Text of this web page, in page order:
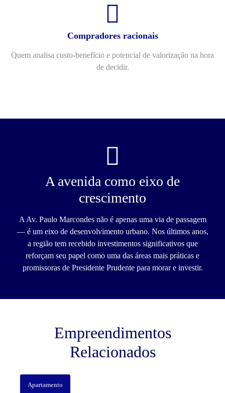
Compradores racionais
Quem analisa custo-benefício e potencial de valorização na hora
de decidir.
A avenida como eixo de
crescimento
A Av. Paulo Marcondes não é apenas uma via de passagem
— é um eixo de desenvolvimento urbano. Nos últimos anos,
a região tem recebido investimentos significativos que
reforçam seu papel como uma das áreas mais práticas e
promissoras de Presidente Prudente para morar e investir.
Empreendimentos
Relacionados
Apartamento